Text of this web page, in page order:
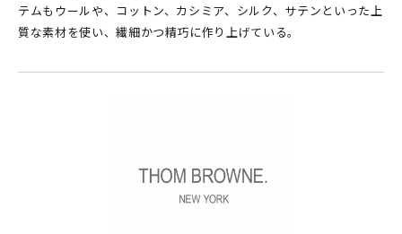
テムもウールや、コットン、カシミア、シルク、サテンといった上
質な素材を使い、繊細かつ精巧に作り上げている。